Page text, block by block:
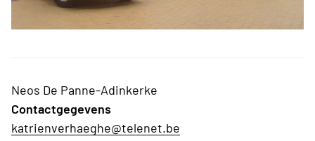
Neos De Panne-Adinkerke
Contactgegevens
katrienverhaeghe@telenet.be